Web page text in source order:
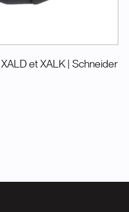
et XALK | Schneider